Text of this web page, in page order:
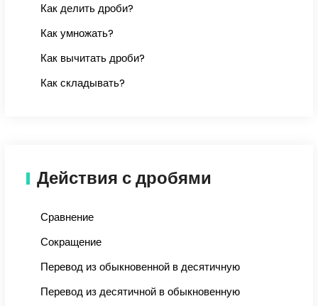
Как делить дроби?
Как умножать?
Как вычитать дроби?
Как складывать?
Действия с дробями
Сравнение
Сокращение
Перевод из обыкновенной в десятичную
Перевод из десятичной в обыкновенную